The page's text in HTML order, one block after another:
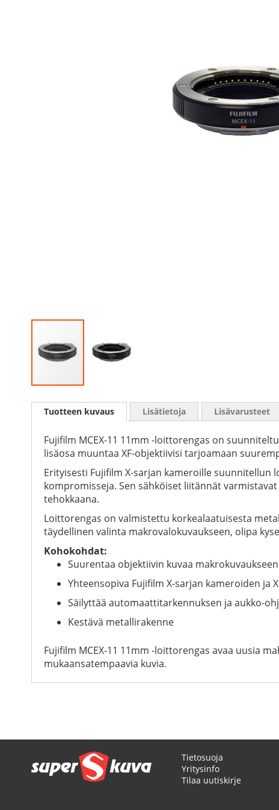
to
images
gallery
Tuotteen kuvaus
Fujifilm MCEX-11 11mm -loittorengas on
lisäosa muuntaa XF-objektiivisi tarjoamaan
Erityisesti Fujifilm X-sarjan kameroille
kompromisseja. Sen sähköiset liitännät
tehokkaana.
Loittorengas on valmistettu korkealaatuisesta
täydellinen valinta makrovalokuvaukseen, olipa
Kohokohdat:
Suurentaa objektiivin kuvaa
Yhteensopiva Fujifilm X-sarjan kameroiden ja
Säilyttää automaattitarkennuksen ja aukko-
Kestävä metallirakenne
Fujifilm MCEX-11 11mm -loittorengas avaa uusia
mukaansatempaavia kuvia.
Lisätietoja Lisävarusteet
Tietosuoja
Yritysinfo
Tilaa uutiskirje